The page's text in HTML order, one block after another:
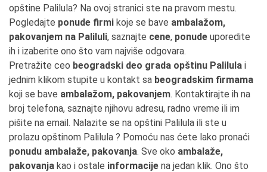
opštine Palilula? Na ovoj stranici ste na pravom mestu.
Pogledajte ponude firmi koje se bave ambalažom,
pakovanjem na Paliluli, saznajte cene, ponude uporedite
ih i izaberite ono što vam najviše odgovara.
Pretražite ceo beogradski deo grada opštinu Palilula i
jednim klikom stupite u kontakt sa beogradskim firmama
koji se bave ambalažom, pakovanjem. Kontaktirajte ih na
broj telefona, saznajte njihovu adresu, radno vreme ili im
pišite na email. Nalazite se na opštini Palilula ili ste u
prolazu opštinom Palilula ? Pomoću nas ćete lako pronaći
ponudu ambalaže, pakovanja. Sve oko ambalaže,
pakovanja kao i ostale informacije na jedan klik. Ono što